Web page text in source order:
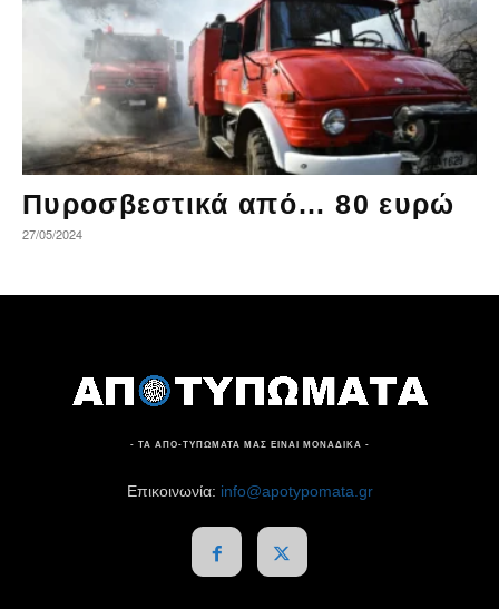
Πυροσβεστικά από… 80 ευρώ
27/05/2024
- ΤΑ ΑΠΟ-ΤΥΠΩΜΑΤΑ ΜΑΣ ΕΙΝΑΙ ΜΟΝΑΔΙΚΑ -
Επικοινωνία: info@apotypomata.gr